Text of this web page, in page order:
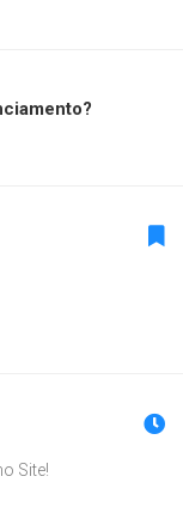
Site!